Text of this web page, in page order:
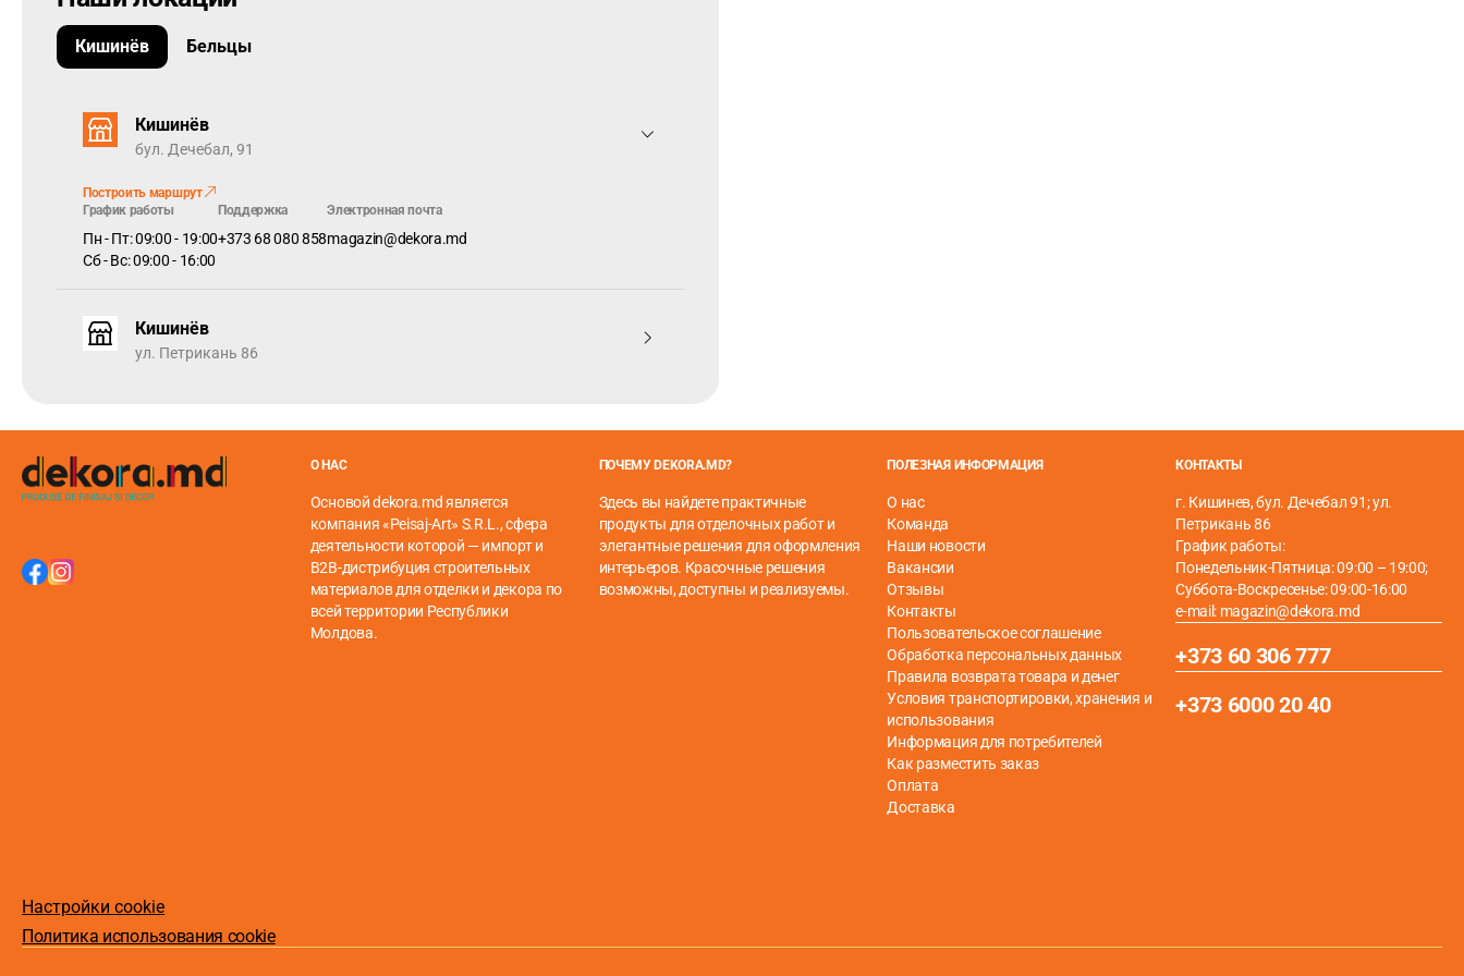
Кишинёв Бельцы
Кишинёв
бул. Дечебал, 91
Построить маршрут
График работы
Пн - Пт: 09:00 - 19:00
Сб - Вс: 09:00 - 16:00
Поддержка
+373 68 080 858
Электронная почта
magazin@dekora.md
Кишинёв
ул. Петрикань 86
О НАС
Основой dekora.md является
компания «Peisaj-Art» S.R.L., сфера
деятельности которой — импорт и
B2B-дистрибуция строительных
материалов для отделки и декора по
всей территории Республики
Молдова.
ПОЧЕМУ DEKORA.MD?
Здесь вы найдете практичные
продукты для отделочных работ и
элегантные решения для оформления
интерьеров. Красочные решения
возможны, доступны и реализуемы.
ПОЛЕЗНАЯ ИНФОРМАЦИЯ
О нас
Команда
Наши новости
Вакансии
Отзывы
Контакты
Пользовательское соглашение
Обработка персональных данных
Правила возврата товара и денег
Условия транспортировки, хранения и
использования
Информация для потребителей
Как разместить заказ
Оплата
Доставка
КОНТАКТЫ
г. Кишинев, бул. Дечебал 91; ул.
Петрикань 86
График работы:
Понедельник-Пятница: 09:00 – 19:00;
Суббота-Воскресенье: 09:00-16:00
e-mail: magazin@dekora.md
+373 60 306 777
+373 6000 20 40
Настройки cookie
Политика использования cookie